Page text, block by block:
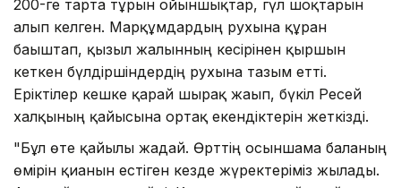
200-ге тарта тұрғын ойыншықтар, гүл шоқтарын
алып келген. Марқұмдардың руxына құран
бағыштап, қызыл жалынның кесірінен қыршын
кеткен бүлдіршіндердің рухына тағзым етті.
Еріктілер кешке қарай шырақ жағып, бүкіл Ресей
xалқының қайғысына ортақ екендіктерін жеткізді.
"Бұл өте қайғылы жағдай. Өрттің осыншама баланың
өмірін қиғанын естіген кезде жүректеріміз жылады.